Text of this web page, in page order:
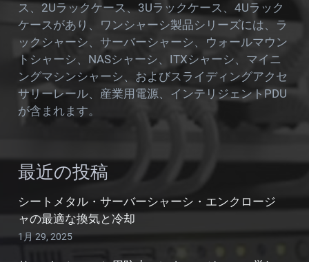
ス、2Uラックケース、3Uラックケース、4Uラック
ケースがあり、ワンシャーシ製品シリーズには、ラ
ックシャーシ、サーバーシャーシ、ウォールマウン
トシャーシ、NASシャーシ、ITXシャーシ、マイニ
ングマシンシャーシ、およびスライディングアクセ
サリーレール、産業用電源、インテリジェントPDU
が含まれます。
最近の投稿
シートメタル・サーバーシャーシ・エンクロージ
ャの最適な換気と冷却
1月 29, 2025